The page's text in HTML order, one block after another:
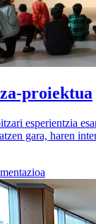
proiektua
esperientzia
gara, haren